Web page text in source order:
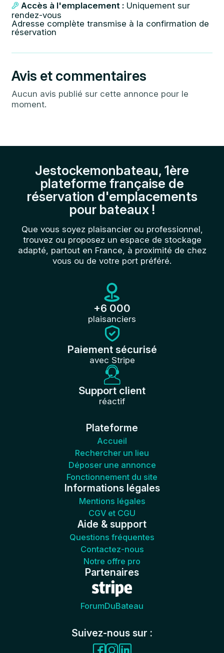
Accès à l'emplacement : Uniquement sur
rendez-vous
Adresse complète transmise à la confirmation de
réservation
Avis et commentaires
Aucun avis publié sur cette annonce pour le
moment.
Jestockemonbateau, 1ère
plateforme française de
réservation d'emplacements
pour bateaux !
Que vous soyez plaisancier ou professionnel,
trouvez ou proposez un espace de stockage
adapté, partout en France, à proximité de chez
vous ou de votre port préféré.
+6 000
plaisanciers
Paiement sécurisé
avec Stripe
Support client
réactif
Plateforme
Accueil
Rechercher un lieu
Déposer une annonce
Fonctionnement du site
Informations légales
Mentions légales
CGV et CGU
Aide & support
Questions fréquentes
Contactez-nous
Notre offre pro
Partenaires
ForumDuBateau
Suivez-nous sur :